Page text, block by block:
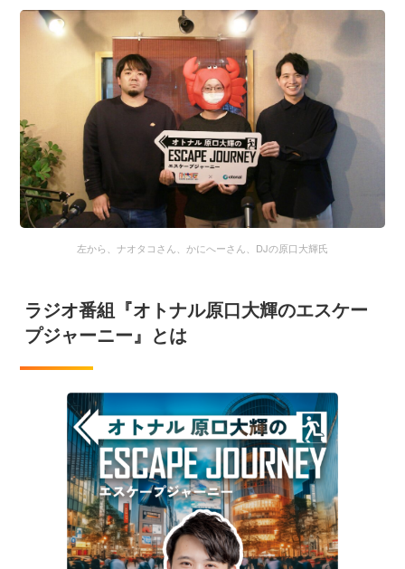
左から、ナオタコさん、かにへーさん、DJの原口大輝氏
ラジオ番組『オトナル原口大輝のエスケー
プジャーニー』とは